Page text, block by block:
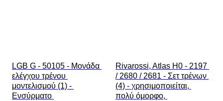
LGB G - 50105 - Μονάδα
ελέγχου τρένου
μοντελισμού (1) -
Ενσύρματο
Rivarossi, Atlas H0 - 2197
/ 2680 / 2681 - Σετ τρένων
(4) - χρησιμοποιείται,
πολύ όμορφο,